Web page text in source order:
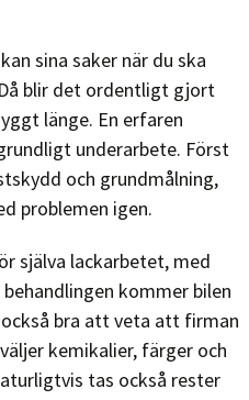
sina saker när du ska
blir det ordentligt gjort
länge. En erfaren
underarbete. Först
och grundmålning,
problemen igen.
själva lackarbetet, med
kommer bilen
bra att veta att firman
kemikalier, färger och
tas också rester